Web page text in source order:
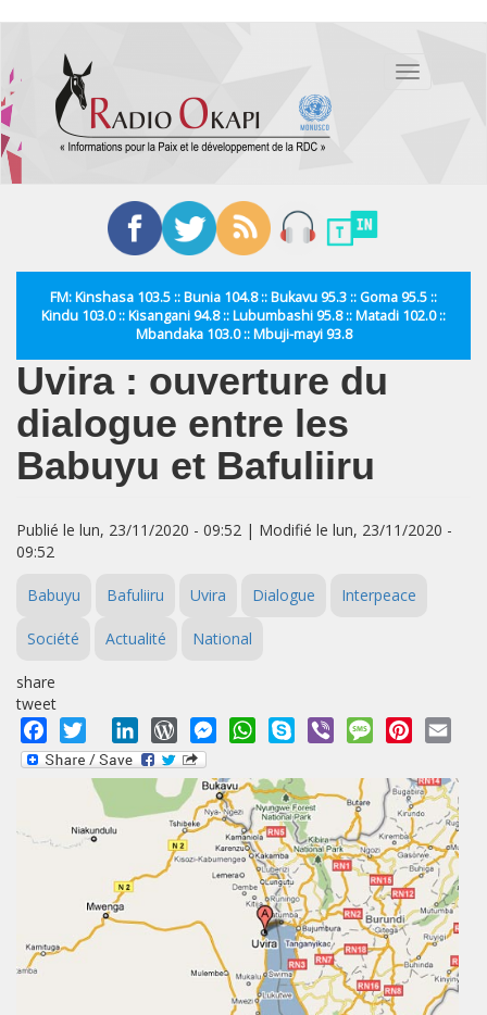
contenu
principal
Toggle
FM: Kinshasa 103.5 :: Bunia 104.8 :: Bukavu 95.3 :: Goma 95.5 ::
Kindu 103.0 :: Kisangani 94.8 :: Lubumbashi 95.8 :: Matadi 102.0 ::
Mbandaka 103.0 :: Mbuji-mayi 93.8
Uvira : ouverture du
dialogue entre les
Babuyu et Bafuliiru
Publié le lun, 23/11/2020 - 09:52 | Modifié le lun, 23/11/2020 -
09:52
Babuyu Bafuliiru Uvira Dialogue Interpeace
Société Actualité National
share
tweet
Facebook
Twitter LinkedInWordPressMessengerWhatsApp
Skype Viber MessagePinterest